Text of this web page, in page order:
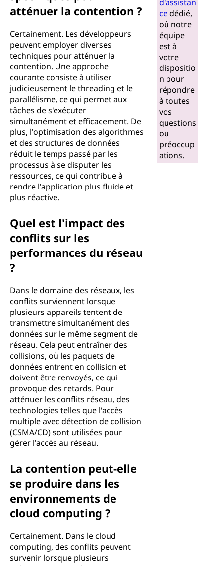
atténuer la contention ?
Certainement. Les développeurs
peuvent employer diverses
techniques pour atténuer la
contention. Une approche
courante consiste à utiliser
judicieusement le threading et le
parallélisme, ce qui permet aux
tâches de s'exécuter
simultanément et efficacement. De
plus, l'optimisation des algorithmes
et des structures de données
réduit le temps passé par les
processus à se disputer les
ressources, ce qui contribue à
rendre l'application plus fluide et
plus réactive.
Quel est l'impact des
conflits sur les
performances du réseau
?
Dans le domaine des réseaux, les
conflits surviennent lorsque
plusieurs appareils tentent de
transmettre simultanément des
données sur le même segment de
réseau. Cela peut entraîner des
collisions, où les paquets de
données entrent en collision et
doivent être renvoyés, ce qui
provoque des retards. Pour
atténuer les conflits réseau, des
technologies telles que l'accès
multiple avec détection de collision
(CSMA/CD) sont utilisées pour
gérer l'accès au réseau.
La contention peut-elle
se produire dans les
environnements de
cloud computing ?
Certainement. Dans le cloud
computing, des conflits peuvent
survenir lorsque plusieurs
d'assistan
cedédié,
où notre
équipe
est à
votre
dispositio
n pour
répondre
à toutes
vos
questions
ou
préoccup
ations.